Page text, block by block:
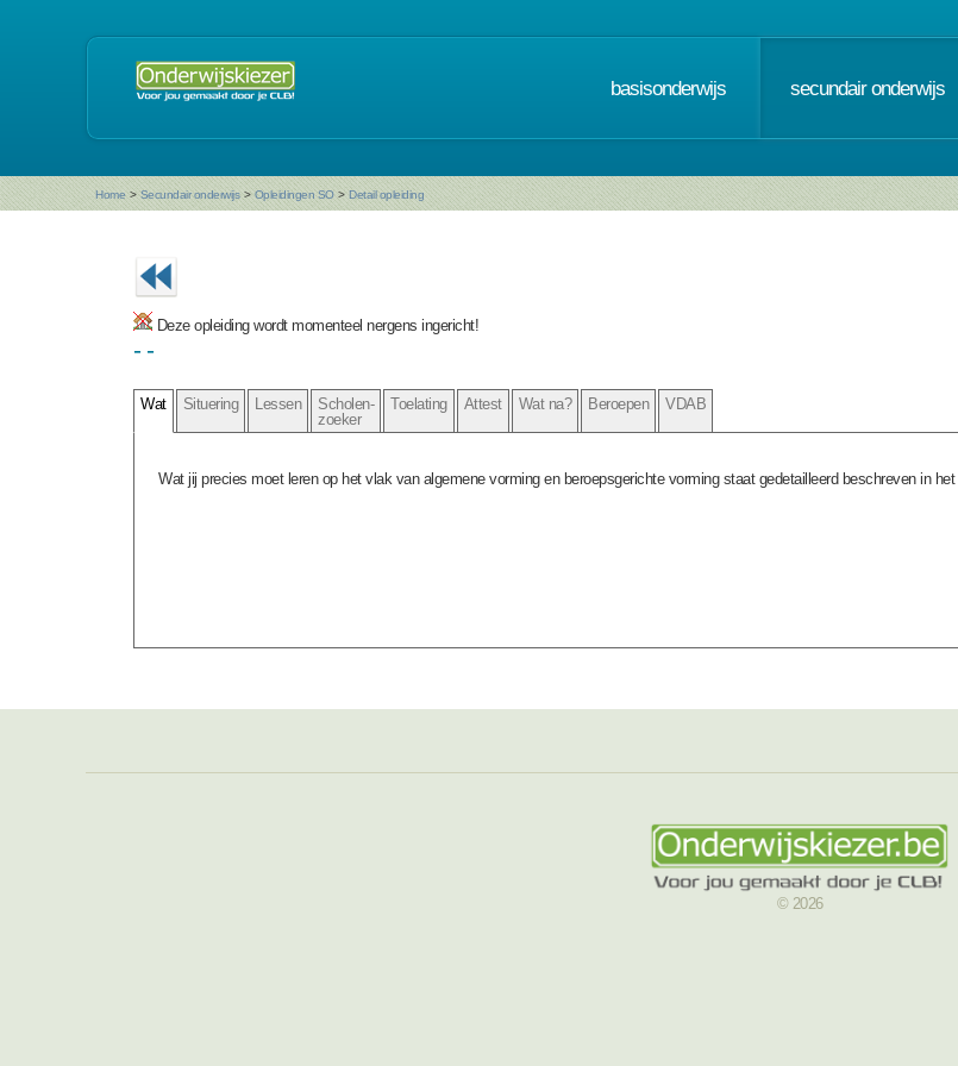
basisonderwijs secundair onderwijs
Home > Secundair onderwijs > Opleidingen SO > Detail opleiding
Deze opleiding wordt momenteel nergens ingericht!
- -
Wat Situering Lessen
Scholen-
zoeker
Toelating Attest Wat na? Beroepen VDAB
Wat jij precies moet leren op het vlak van algemene vorming en beroepsgerichte vorming staat gedetailleerd beschreven in het
© 2026